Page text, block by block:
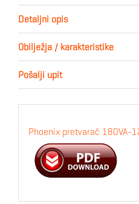
Detaljni opis
Obilježja / karakteristike
Pošalji upit
Phoenix pretvarač 180VA-